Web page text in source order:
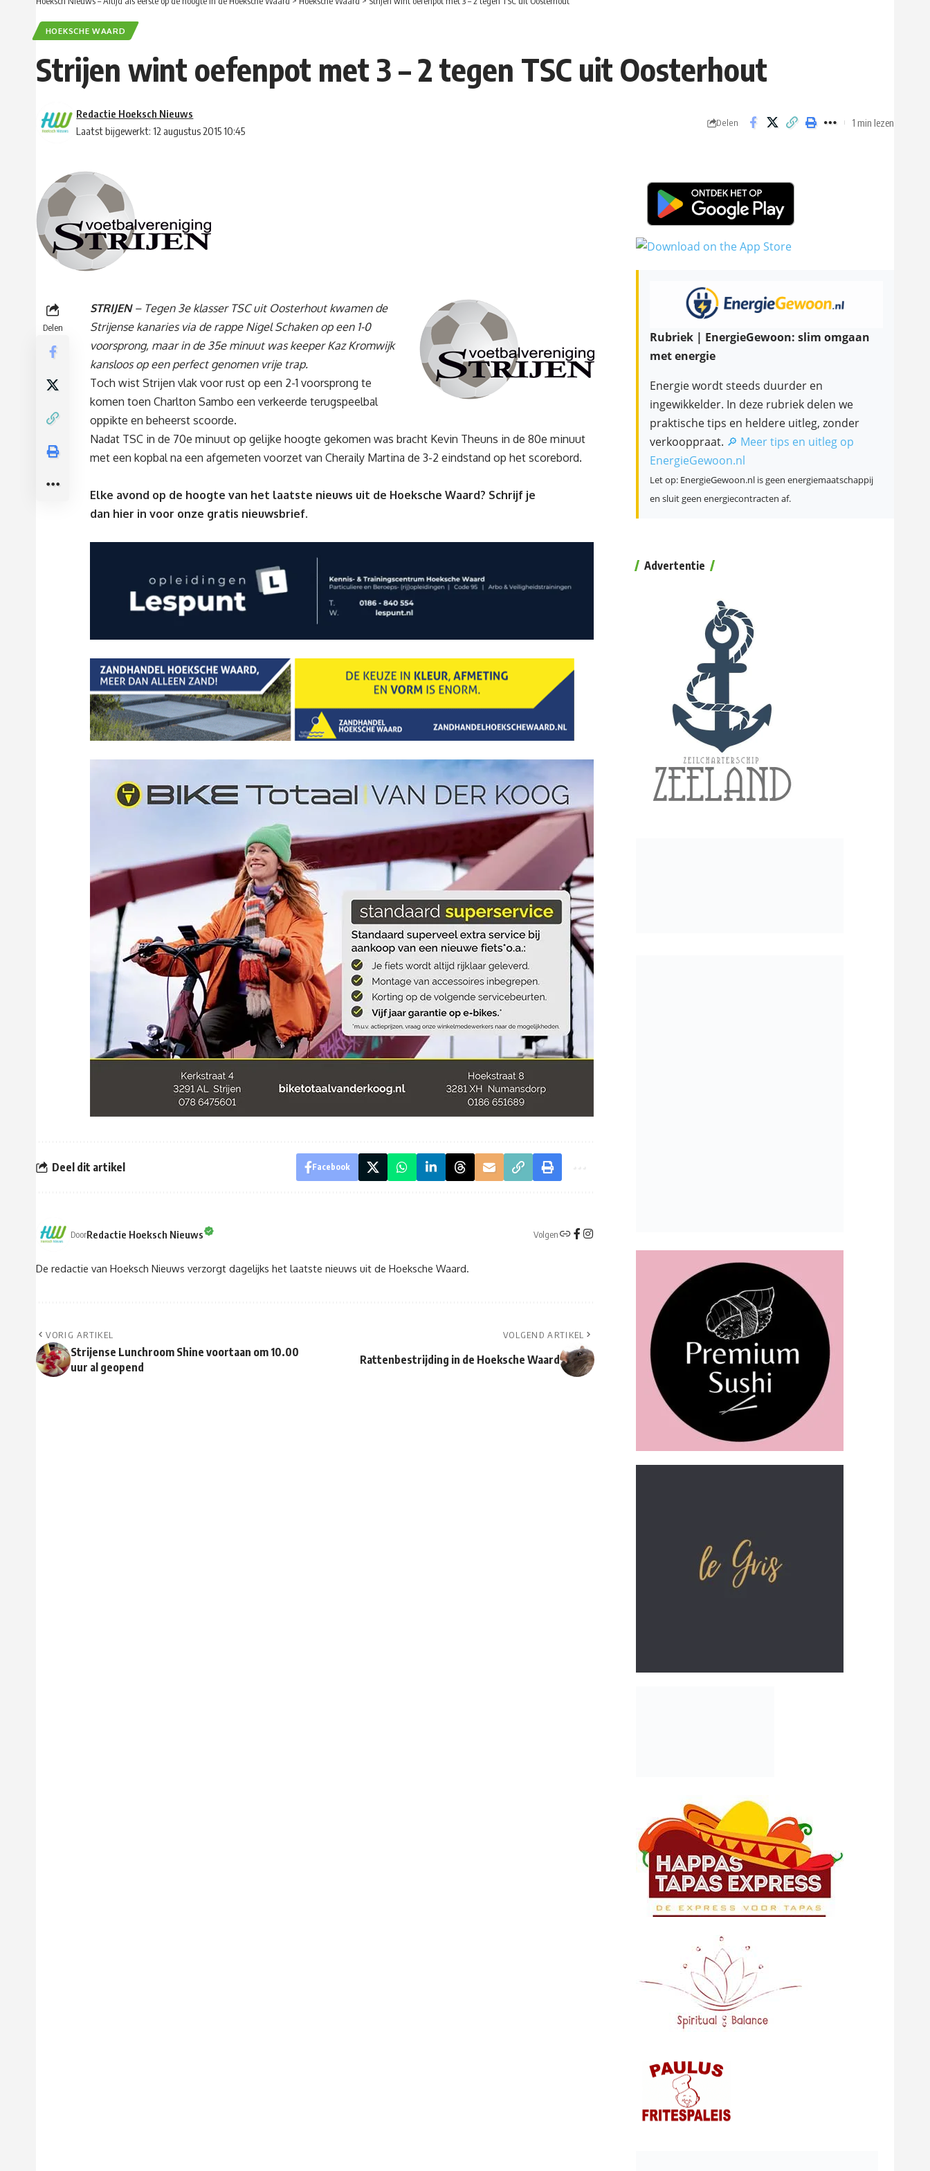
HOEKSCHE WAARD
Strijen wint oefenpot met 3 – 2 tegen TSC uit Oosterhout
Laatst bijgewerkt: 12 augustus 2015 10:45
Redactie Hoeksch Nieuws
Delen 1 min lezen
Delen
STRIJEN– Tegen 3e klasser TSC uit Oosterhout kwamen de
Strijense kanaries via de rappe Nigel Schaken op een 1-0
voorsprong, maar in de 35e minuut was keeper Kaz Kromwijk
kansloos op een perfect genomen vrije trap.
Toch wist Strijen vlak voor rust op een 2-1 voorsprong te
komen toen Charlton Sambo een verkeerde terugspeelbal
oppikte en beheerst scoorde.
Nadat TSC in de 70e minuut op gelijke hoogte gekomen was bracht Kevin Theuns in de 80e minuut
met een kopbal na een afgemeten voorzet van Cheraily Martina de 3-2 eindstand op het scorebord.
Elke avond op de hoogte van het laatste nieuws uit de Hoeksche Waard? Schrijf je
dan hier in voor onze gratis nieuwsbrief.
Deel dit artikel Facebook
DoorRedactie Hoeksch Nieuws Volgen
De redactie van Hoeksch Nieuws verzorgt dagelijks het laatste nieuws uit de Hoeksche Waard.
VORIG ARTIKEL
Strijense Lunchroom Shine voortaan om 10.00
uur al geopend
VOLGEND ARTIKEL
Rattenbestrijding in de Hoeksche Waard
Rubriek | EnergieGewoon: slim omgaan
met energie
Energie wordt steeds duurder en
ingewikkelder. In deze rubriek delen we
praktische tips en heldere uitleg, zonder
verkooppraat. 🔎 Meer tips en uitleg op
EnergieGewoon.nl
Let op: EnergieGewoon.nl is geen energiemaatschappij
en sluit geen energiecontracten af.
Advertentie